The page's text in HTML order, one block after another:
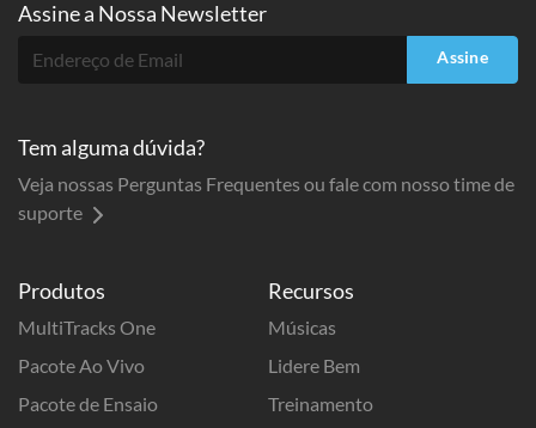
Produtos
MultiTracks One
Pacote Ao Vivo
Pacote de Ensaio
Recursos
Músicas
Lidere Bem
Treinamento
Assine a Nossa Newsletter
Assine
Tem alguma dúvida?
Veja nossas Perguntas Frequentes ou fale com nosso time de
suporte